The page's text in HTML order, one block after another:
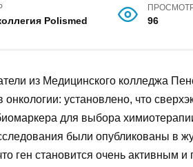
Polismed 96
из Медицинского колледжа
онкологии: установлено, что
для выбора
были опубликованы в
ген становится очень активным